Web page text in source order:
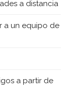
a distancia
a un equipo de
a partir de